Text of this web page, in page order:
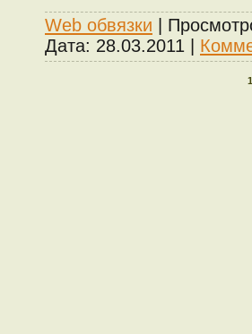
Web обвязки |
Дата: 28.03.2011 |